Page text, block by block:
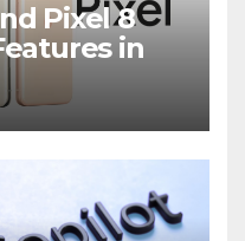
Pixel 8
in